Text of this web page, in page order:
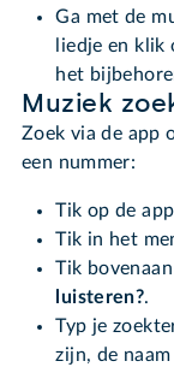
Ga met de
liedje en
het
Muziek
Zoek via de app
een nummer:
Tik op de app
Tik in het
Tik
luisteren?.
Typ je
zijn, de